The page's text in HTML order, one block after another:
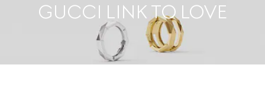
GUCCI LINK TO LOVE